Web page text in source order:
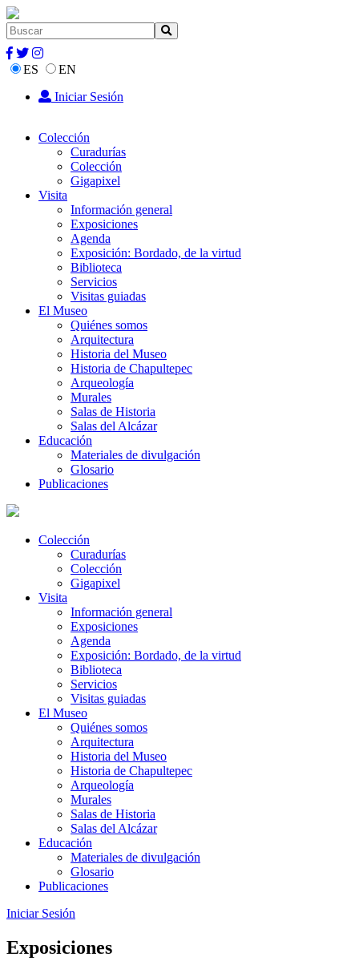
ES
EN
Iniciar Sesión
Colección
Curadurías
Colección
Gigapixel
Visita
Información general
Exposiciones
Agenda
Exposición: Bordado, de la virtud
Biblioteca
Servicios
Visitas guiadas
El Museo
Quiénes somos
Arquitectura
Historia del Museo
Historia de Chapultepec
Arqueología
Murales
Salas de Historia
Salas del Alcázar
Educación
Materiales de divulgación
Glosario
Publicaciones
Colección
Curadurías
Colección
Gigapixel
Visita
Información general
Exposiciones
Agenda
Exposición: Bordado, de la virtud
Biblioteca
Servicios
Visitas guiadas
El Museo
Quiénes somos
Arquitectura
Historia del Museo
Historia de Chapultepec
Arqueología
Murales
Salas de Historia
Salas del Alcázar
Educación
Materiales de divulgación
Glosario
Publicaciones
Iniciar Sesión
Exposiciones